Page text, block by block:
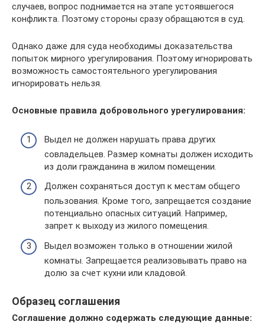
случаев, вопрос поднимается на этапе устоявшегося
конфликта. Поэтому стороны сразу обращаются в суд.
Однако даже для суда необходимы доказательства
попыток мирного урегулирования. Поэтому игнорировать
возможность самостоятельного урегулирования
игнорировать нельзя.
Основные правила добровольного урегулирования:
Выдел не должен нарушать права других
совладельцев. Размер комнаты должен исходить
из доли гражданина в жилом помещении.
Должен сохраняться доступ к местам общего
пользования. Кроме того, запрещается создание
потенциально опасных ситуаций. Например,
запрет к выходу из жилого помещения.
Выдел возможен только в отношении жилой
комнаты. Запрещается реализовывать право на
долю за счет кухни или кладовой.
Образец соглашения
Соглашение должно содержать следующие данные: